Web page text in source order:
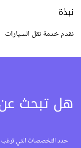
نبذة
نقدم خدمة نقل السيارات
هل تبحث
حدد التخصصات التي ترغب